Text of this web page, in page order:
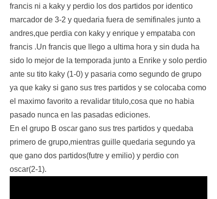
francis ni a kaky y perdio los dos partidos por identico
marcador de 3-2 y quedaria fuera de semifinales junto a
andres,que perdia con kaky y enrique y empataba con
francis .Un francis que llego a ultima hora y sin duda ha
sido lo mejor de la temporada junto a Enrike y solo perdio
ante su tito kaky (1-0) y pasaria como segundo de grupo
ya que kaky si gano sus tres partidos y se colocaba como
el maximo favorito a revalidar titulo,cosa que no habia
pasado nunca en las pasadas ediciones.
En el grupo B oscar gano sus tres partidos y quedaba
primero de grupo,mientras guille quedaria segundo ya
que gano dos partidos(futre y emilio) y perdio con
oscar(2-1).